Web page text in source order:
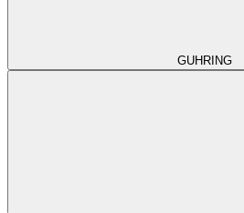
GUHRING